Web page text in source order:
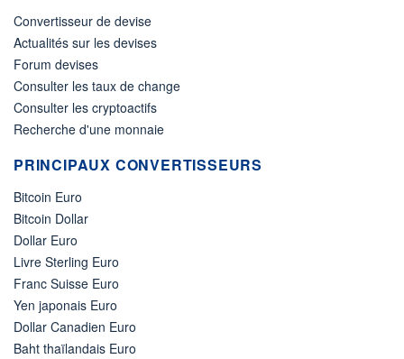
Convertisseur de devise
Actualités sur les devises
Forum devises
Consulter les taux de change
Consulter les cryptoactifs
Recherche d'une monnaie
PRINCIPAUX CONVERTISSEURS
Bitcoin Euro
Bitcoin Dollar
Dollar Euro
Livre Sterling Euro
Franc Suisse Euro
Yen japonais Euro
Dollar Canadien Euro
Baht thaïlandais Euro